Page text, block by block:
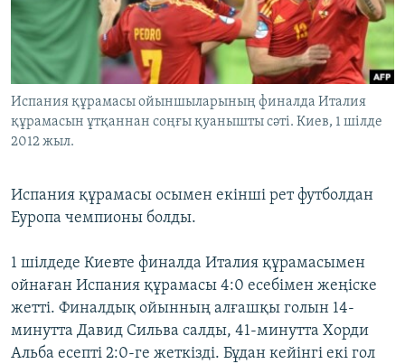
ЖАЗЫЛЫҢЫЗ
Басқа тілдерде
Испания құрамасы ойыншыларының финалда Италия
құрамасын ұтқаннан соңғы қуанышты сәті. Киев, 1 шілде
2012 жыл.
Испания құрамасы осымен екінші рет футболдан
Еуропа чемпионы болды.
1 шілдеде Киевте финалда Италия құрамасымен
ойнаған Испания құрамасы 4:0 есебімен жеңіске
жетті. Финалдық ойынның алғашқы голын 14-
минутта Давид Сильва салды, 41-минутта Хорди
Альба есепті 2:0-ге жеткізді. Бұдан кейінгі екі гол